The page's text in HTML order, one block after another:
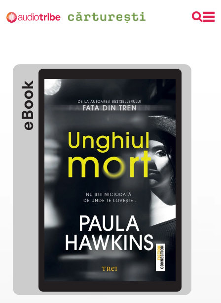
eBook